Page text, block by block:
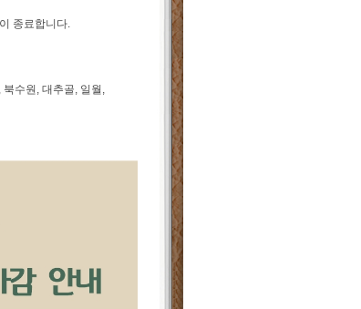
종료합니다.
수원, 대추골, 일월,